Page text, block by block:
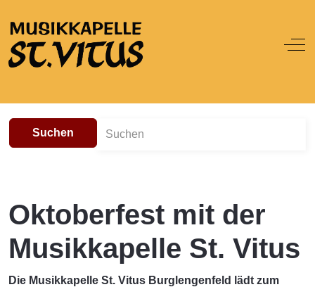
Off-
Suchen
Oktoberfest mit der
Musikkapelle St. Vitus
Die Musikkapelle St. Vitus Burglengenfeld lädt zum